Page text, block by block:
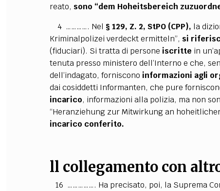
reato, sono “dem Hoheitsbereich
4 …………. Nel § 129, Z. 2, StPO (CPP), la
Kriminalpolizei verdeckt ermitteln”, si
(fiduciari). Si tratta di persone iscritte in
tenuta presso ministero dell’Interno e che,
dell’indagato, forniscono informazioni agli
dai cosiddetti Informanten, che pure
incarico, informazioni alla polizia, ma non
“Heranziehung zur Mitwirkung an
incarico conferito.
ll collegamento con
16 ……………. Ha precisato, poi, la Suprema